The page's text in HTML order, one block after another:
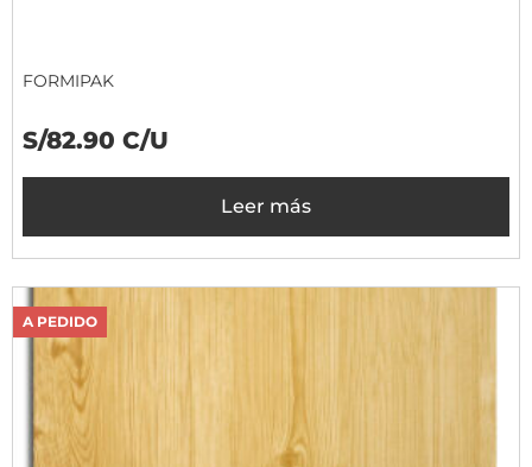
FORMIPAK
S/82.90 C/U
Leer más
A PEDIDO